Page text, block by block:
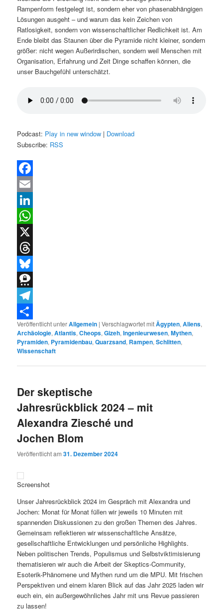
Rampenform festgelegt ist, sondern eher von phasenabhängigen
Lösungen ausgeht – und warum das kein Zeichen von
Ratlosigkeit, sondern von wissenschaftlicher Redlichkeit ist. Am
Ende bleibt das Staunen über die Pyramide nicht kleiner, sondern
größer: nicht wegen Außerirdischen, sondern weil Menschen mit
Organisation, Erfahrung und Zeit Dinge schaffen können, die
unser Bauchgefühl unterschätzt.
Podcast: Play in new window | Download
Subscribe: RSS
Facebook
Email
LinkedIn
WhatsApp
X
Threads
Bluesky
Threema
Telegram
Teilen
Veröffentlicht unterAllgemein |Verschlagwortet mitÄgypten,Aliens,
Archäologie,Atlantis,Cheops,Gizeh,Ingenieurwesen,Mythen,
Pyramiden, Pyramidenbau,Quarzsand, Rampen,Schlitten,
Wissenschaft
Der skeptische
Jahresrückblick 2024 – mit
Alexandra Ziesché und
Jochen Blom
Veröffentlicht am31. Dezember 2024
Screenshot
Unser Jahresrückblick 2024 im Gespräch mit Alexandra und
Jochen: Monat für Monat füllen wir jeweils 10 Minuten mit
spannenden Diskussionen zu den großen Themen des Jahres.
Gemeinsam reflektieren wir wissenschaftliche Ansätze,
gesellschaftliche Entwicklungen und persönliche Highlights.
Neben politischen Trends, Populismus und Selbstviktimisierung
thematisieren wir auch die Arbeit der Skeptics-Community,
Esoterik-Phänomene und Mythen rund um die MPU. Mit frischen
Perspektiven und einem klaren Blick auf das Jahr 2025 laden wir
euch ein, ein außergewöhnliches Jahr mit uns Revue passieren
zu lassen!